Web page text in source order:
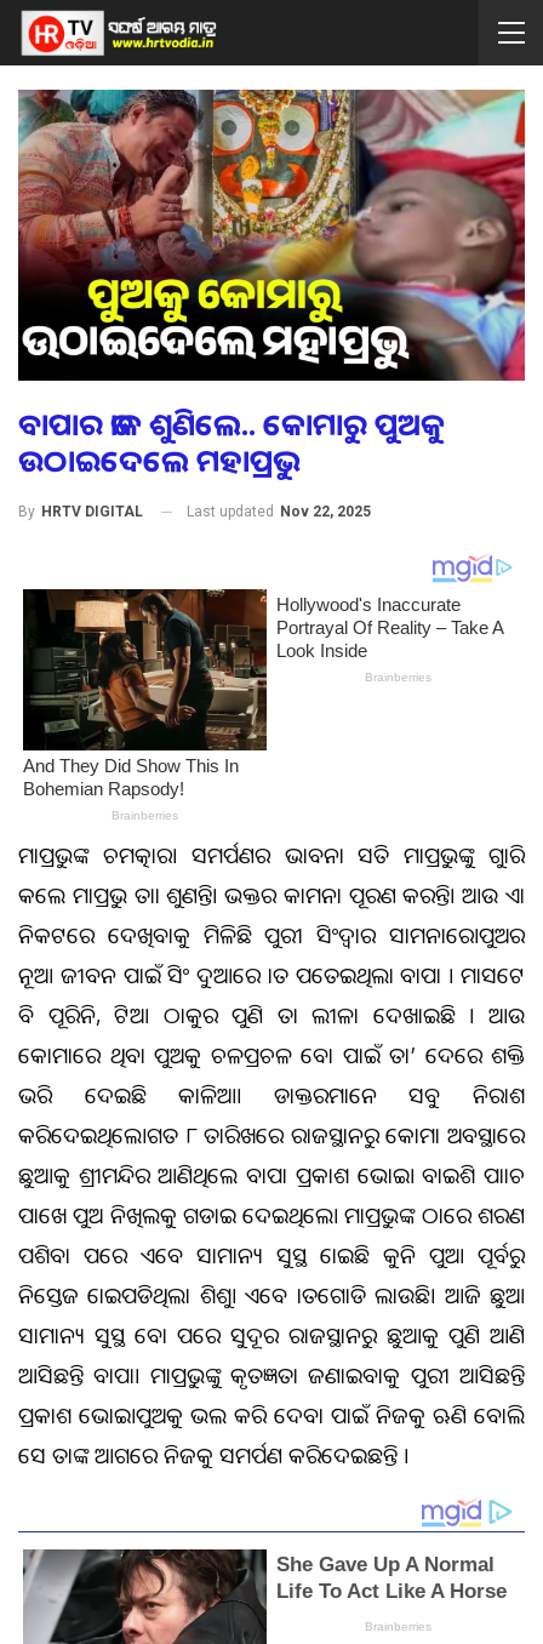
ବାପାର ଡାକ ଶୁଣିଲେ.. କୋମାରୁ ପୁଅକୁ
ଉଠାଇଦେଲେ ମହାପ୍ରଭୁ
By HRTV DIGITAL Last updated Nov 22, 2025
ମହାପ୍ରଭୁଙ୍କ ଚମତ୍କାର। ସମର୍ପଣର ଭାବନା ସହିତ ମହାପ୍ରଭୁଙ୍କୁ ଗୁହାରି
କଲେ ମହାପ୍ରଭୁ ତାହା ଶୁଣନ୍ତି। ଭକ୍ତର କାମନା ପୂରଣ କରନ୍ତି। ଆଉ ଏହା
ନିକଟରେ ଦେଖିବାକୁ ମିଳିଛି ପୁରୀ ସିଂହଦ୍ବାର ସାମନାରେ।ପୁଅର
ନୂଆ ଜୀବନ ପାଇଁ ସିଂହ ଦୁଆରେ ହାତ ପତେଇଥିଲା ବାପା । ମାସଟେ
ବି ପୂରିନି, ହଟିଆ ଠାକୁର ପୁଣି ତା ଲୀଳା ଦେଖାଇଛି । ଆଉ
କୋମାରେ ଥିବା ପୁଅକୁ ଚଳପ୍ରଚଳ ହେବା ପାଇଁ ତା’ ଦେହରେ ଶକ୍ତି
ଭରି ଦେଇଛି କାଳିଆ। ଡାକ୍ତରମାନେ ସବୁ ନିରାଶ
କରିଦେଇଥିଲେ।ଗତ ୮ ତାରିଖରେ ରାଜସ୍ଥାନରୁ କୋମା ଅବସ୍ଥାରେ
ଛୁଆକୁ ଶ୍ରୀମନ୍ଦିର ଆଣିଥିଲେ ବାପା ପ୍ରକାଶ ଭୋଇ। ବାଇଶି ପାହାଚ
ପାଖେ ପୁଅ ନିଖିଲକୁ ଗଡାଇ ଦେଇଥିଲେ। ମହାପ୍ରଭୁଙ୍କ ଠାରେ ଶରଣ
ପଶିବା ପରେ ଏବେ ସାମାନ୍ୟ ସୁସ୍ଥ ହୋଇଛି କୁନି ପୁଅ। ପୂର୍ବରୁ
ନିସ୍ତେଜ ହୋଇପଡିଥିଲା ଶିଶୁ। ଏବେ ହାତଗୋଡି ହଲାଉଛି। ଆଜି ଛୁଆ
ସାମାନ୍ୟ ସୁସ୍ଥ ହେବା ପରେ ସୁଦୂର ରାଜସ୍ଥାନରୁ ଛୁଆକୁ ପୁଣି ଆଣି
ଆସିଛନ୍ତି ବାପା। ମହାପ୍ରଭୁଙ୍କୁ କୃତଜ୍ଞତା ଜଣାଇବାକୁ ପୁରୀ ଆସିଛନ୍ତି
ପ୍ରକାଶ ଭୋଇ।ପୁଅକୁ ଭଲ କରି ଦେବା ପାଇଁ ନିଜକୁ ଋଣି ବୋଲି
ସେ ତାଙ୍କ ଆଗରେ ନିଜକୁ ସମର୍ପଣ କରିଦେଇଛନ୍ତି ।